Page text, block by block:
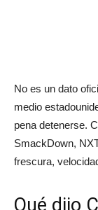
No es un dato
medio
pena detenerse.
SmackDown,
frescura,
Qué dijo